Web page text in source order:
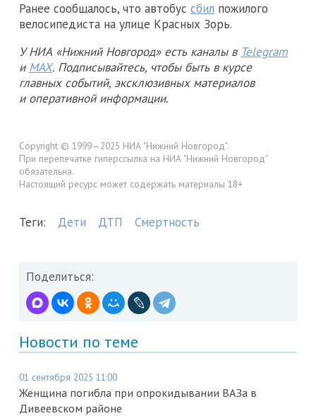
Ранее сообщалось, что автобус сбил пожилого
велосипедиста на улице Красных Зорь.
У НИА «Нижний Новгород» есть каналы в Telegram
и MAX. Подписывайтесь, чтобы быть в курсе
главных событий, эксклюзивных материалов
и оперативной информации.
Copyright © 1999—2025 НИА "Нижний Новгород".
При перепечатке гиперссылка на НИА "Нижний Новгород"
обязательна.
Настоящий ресурс может содержать материалы 18+
Теги: Дети ДТП Смертность
Поделиться:
Новости по теме
01 сентября 2025 11:00
Женщина погибла при опрокидывании ВАЗа в
Дивеевском районе